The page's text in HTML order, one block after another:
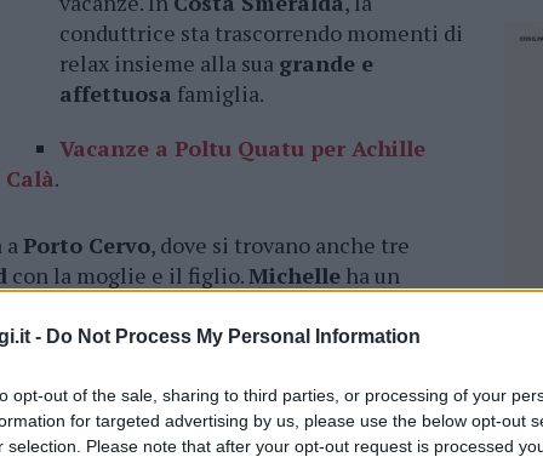
- Do Not Process My Personal Information
opt-out of the sale, sharing to third parties, or processing of your
for targeted advertising by us, please use the below opt-out
selection. Please note that after your opt-out request is processed
conduttrice sta trascorrendo momenti di
relax insieme alla sua grande e
affettuosa famiglia.
Vacanze a Poltu Quatu per Achille
.
aPorto Cervo, dove si trovano anche tre
con la moglie e il figlio.Michelle ha un
che è stato al suo fianco durante il
, oltre ad essere padrino della nipotina più
cuore ele sue passioni , abbandonando la
diMcDonald’sItalia per aprire un